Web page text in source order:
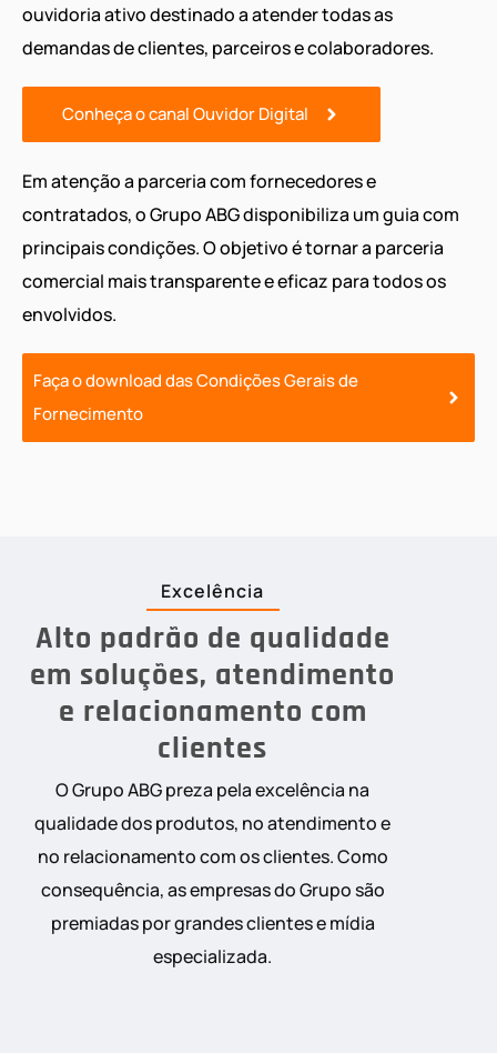
ouvidoria ativo destinado a atender todas as
demandas de clientes, parceiros e colaboradores.
Conheça o canal Ouvidor Digital
Em atenção a parceria com fornecedores e
contratados, o Grupo ABG disponibiliza um guia com
principais condições. O objetivo é tornar a parceria
comercial mais transparente e eficaz para todos os
envolvidos.
Faça o download das Condições Gerais de
Fornecimento
Excelência
Alto padrão de qualidade
em soluções, atendimento
e relacionamento com
clientes
O Grupo ABG preza pela excelência na
qualidade dos produtos, no atendimento e
no relacionamento com os clientes. Como
consequência, as empresas do Grupo são
premiadas por grandes clientes e mídia
especializada.